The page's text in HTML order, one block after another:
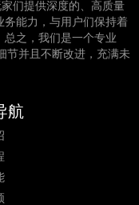
们提供深度的、高质量
能力，与用户们保持着
总之，我们是一个专业
节并且不断改进，充满未
航